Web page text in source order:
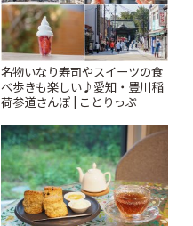
名物いなり寿司やスイーツの食
べ歩きも楽しい♪愛知・豊川稲
荷参道さんぽ | ことりっぷ